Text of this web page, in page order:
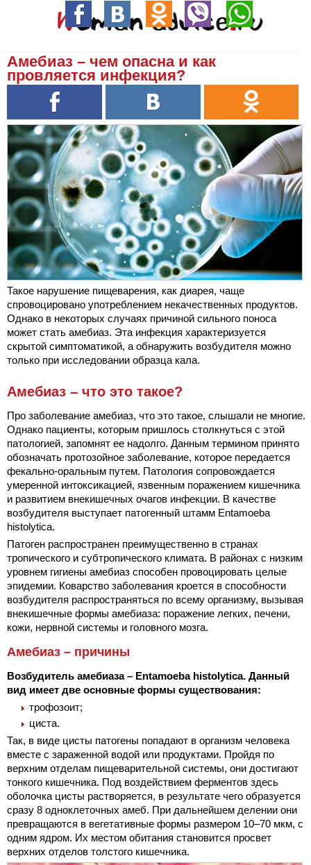
Амебиаз – чем опасна и как
провляется инфекция?
Такое нарушение пищеварения, как диарея, чаще
спровоцировано употреблением некачественных продуктов.
Однако в некоторых случаях причиной сильного поноса
может стать амебиаз. Эта инфекция характеризуется
скрытой симптоматикой, а обнаружить возбудителя можно
только при исследовании образца кала.
Амебиаз – что это такое?
Про заболевание амебиаз, что это такое, слышали не многие.
Однако пациенты, которым пришлось столкнуться с этой
патологией, запомнят ее надолго. Данным термином принято
обозначать протозойное заболевание, которое передается
фекально-оральным путем. Патология сопровождается
умеренной интоксикацией, язвенным поражением кишечника
и развитием внекишечных очагов инфекции. В качестве
возбудителя выступает патогенный штамм Entamoeba
histolytica.
Патоген распространен преимущественно в странах
тропического и субтропического климата. В районах с низким
уровнем гигиены амебиаз способен провоцировать целые
эпидемии. Коварство заболевания кроется в способности
возбудителя распространяться по всему организму, вызывая
внекишечные формы амебиаза: поражение легких, печени,
кожи, нервной системы и головного мозга.
Амебиаз – причины
Возбудитель амебиаза – Entamoeba histolytica. Данный
вид имеет две основные формы существования:
трофозоит;
циста.
Так, в виде цисты патогены попадают в организм человека
вместе с зараженной водой или продуктами. Пройдя по
верхним отделам пищеварительной системы, они достигают
тонкого кишечника. Под воздействием ферментов здесь
оболочка цисты растворяется, в результате чего образуется
сразу 8 одноклеточных амеб. При дальнейшем делении они
превращаются в вегетативные формы размером 10–70 мкм, с
одним ядром. Их местом обитания становится просвет
верхних отделов толстого кишечника.